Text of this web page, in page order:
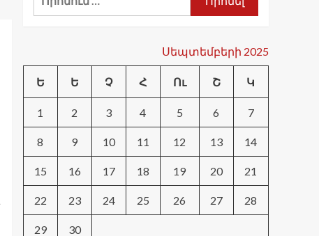
Սեպտեմբերի 2025
Ե Ե Չ Հ Ու Շ Կ
1 2 3 4 5 6 7
8 9 10 11 12 13 14
15 16 17 18 19 20 21
22 23 24 25 26 27 28
29 30